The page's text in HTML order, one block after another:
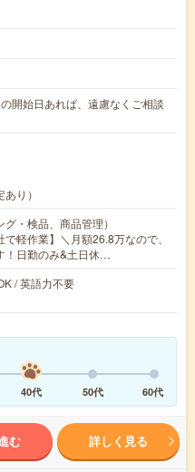
開始日あれば、遠慮なくご相談
り）
・検品、商品管理）
で軽作業】＼月額26.8万なので、
！日勤のみ&土日休…
/ 英語力不要
40代 50代 60代
む 詳しく見る